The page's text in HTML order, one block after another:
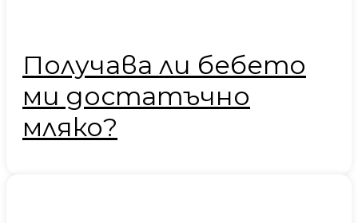
Получава ли бебето
ми достатъчно
мляко?